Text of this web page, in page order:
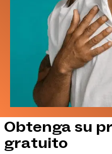
Obtenga su
gratuito